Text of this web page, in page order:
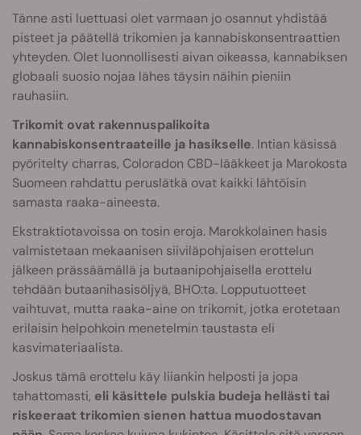
Tänne asti luettuasi olet varmaan jo osannut yhdistää
pisteet ja päätellä trikomien ja kannabiskonsentraattien
yhteyden. Olet luonnollisesti aivan oikeassa, kannabiksen
globaali suosio nojaa lähes täysin näihin pieniin
rauhasiin.
Trikomit ovat rakennuspalikoita
kannabiskonsentraateille ja hasikselle. Intian käsissä
pyöritelty charras, Coloradon CBD-lääkkeet ja Marokosta
Suomeen rahdattu peruslätkä ovat kaikki lähtöisin
samasta raaka-aineesta.
Ekstraktiotavoissa on tosin eroja. Marokkolainen hasis
valmistetaan mekaanisen siiviläpohjaisen erottelun
jälkeen prässäämällä ja butaanipohjaisella erottelu
tehdään butaanihasisöljyä, BHO:ta. Lopputuotteet
vaihtuvat, mutta raaka-aine on trikomit, jotka erotetaan
erilaisin helpohkoin menetelmin taustasta eli
kasvimateriaalista.
Joskus tämä erottelu käy liiankin helposti ja jopa
tahattomasti, eli käsittele pulskia budeja hellästi tai
riskeeraat trikomien sienen hattua muodostavan